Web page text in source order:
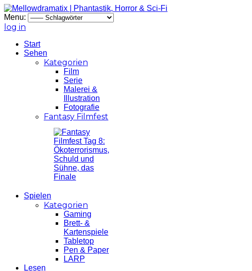
Menu:
log in
Start
Sehen
Kategorien
Film
Serie
Malerei &
Illustration
Fotografie
Fantasy Filmfest
Spielen
Kategorien
Gaming
Brett- &
Kartenspiele
Tabletop
Pen & Paper
LARP
Lesen